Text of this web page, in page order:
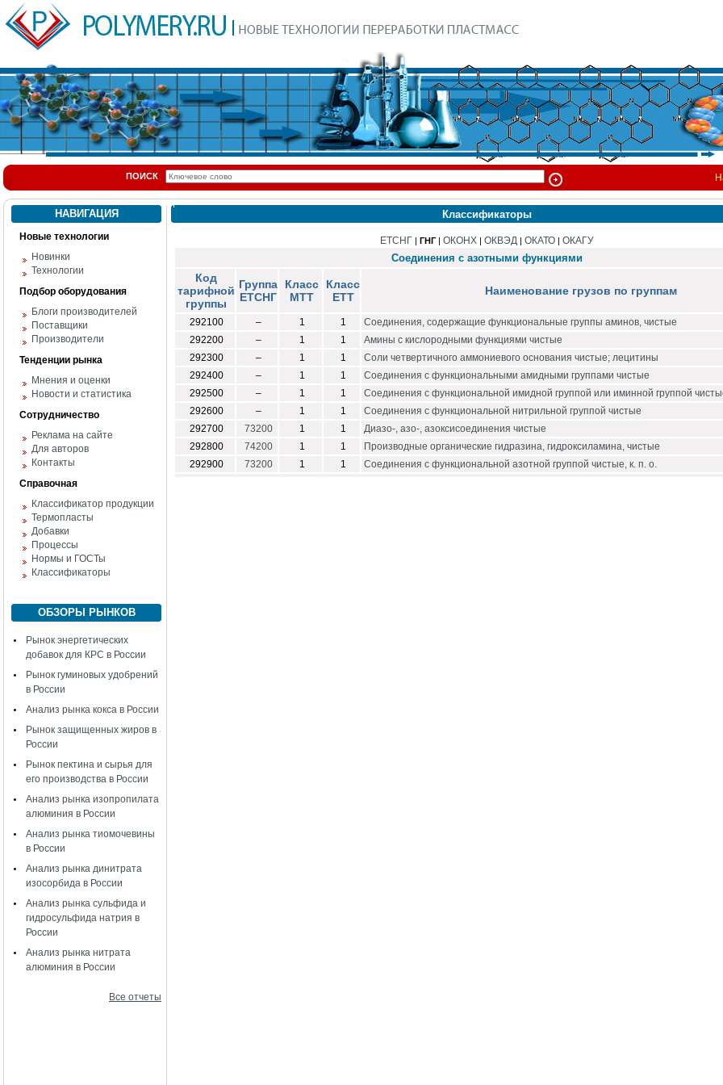
ПОИСК
НАВИГАЦИЯ
Новые технологии
Новинки
Технологии
Подбор оборудования
Блоги производителей
Поставщики
Производители
Тенденции рынка
Мнения и оценки
Новости и статистика
Сотрудничество
Реклама на сайте
Для авторов
Контакты
Справочная
Классификатор продукции
Термопласты
Добавки
Процессы
Нормы и ГОСТы
Классификаторы
ОБЗОРЫ РЫНКОВ
Рынок энергетических
добавок для КРС в России
Рынок гуминовых удобрений
в России
Анализ рынка кокса в России
Рынок защищенных жиров в
России
Рынок пектина и сырья для
его производства в России
Анализ рынка изопропилата
алюминия в России
Анализ рынка тиомочевины
в России
Анализ рынка динитрата
изосорбида в России
Анализ рынка сульфида и
гидросульфида натрия в
России
Анализ рынка нитрата
алюминия в России
Все отчеты
Классификаторы
ЕТСНГ| ГНГ| ОКОНХ| ОКВЭД | ОКАТО| ОКАГУ
Соединения с азотными функциями
Код
тарифной
группы
Группа
ЕТСНГ
Класс
МТТ
Класс
ЕТТ
Наименование грузов по группам
292100 – 1 1
Соединения, содержащие функциональные группы аминов, чистые
292200
– 1 1
Амины с кислородными функциями чистые
292300
– 1 1
Соли четвертичного аммониевого основания чистые; лецитины
292400
– 1 1
Соединения с функциональными амидными группами чистые
292500
– 1 1
Соединения с функциональной имидной группой или иминной группой
292600
– 1 1
Соединения с функциональной нитрильной группой чистые
292700
73200 1 1
Диазо-, азо-, азоксисоединения чистые
292800
74200 1 1
Производные органические гидразина, гидроксиламина, чистые
292900
73200 1 1 Соединения с функциональной азотной группой чистые, к. п. о.